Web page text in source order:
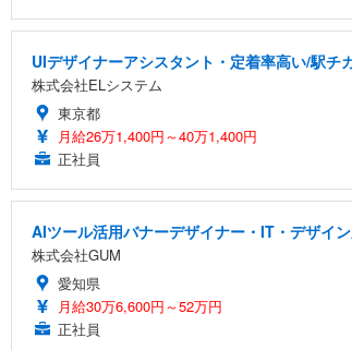
UIデザイナーアシスタント・定着率高い/駅
株式会社ELシステム
東京都
月給26万1,400円～40万1,400円
正社員
AIツール活用バナーデザイナー・IT・デザイ
株式会社GUM
愛知県
月給30万6,600円～52万円
正社員